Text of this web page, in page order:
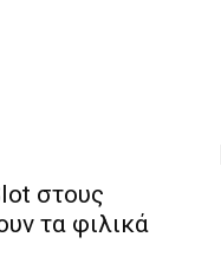
στους
τα φιλικά